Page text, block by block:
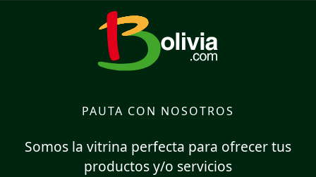
PAUTA CON NOSOTROS
Somos la vitrina perfecta para ofrecer tus
productos y/o servicios